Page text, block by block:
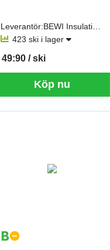
423 ski i lager
Köp nu
49:90 / ski
SEK per SKI